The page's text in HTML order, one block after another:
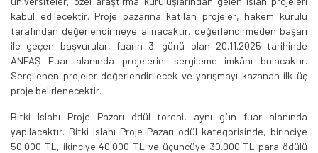
kabul edilecektir. Proje pazarına katılan projeler, hakem kurulu
tarafından değerlendirmeye alınacaktır, değerlendirmeden başarı
ile geçen başvurular, fuarın 3. günü olan 20.11.2025 tarihinde
ANFAŞ Fuar alanında projelerini sergileme imkânı bulacaktır.
Sergilenen projeler değerlendirilecek ve yarışmayı kazanan ilk üç
proje belirlenecektir.
Bitki Islahı Proje Pazarı ödül töreni, aynı gün fuar alanında
yapılacaktır. Bitki Islahı Proje Pazarı ödül kategorisinde, birinciye
50.000 TL, ikinciye 40.000 TL ve üçüncüye 30.000 TL para ödülü